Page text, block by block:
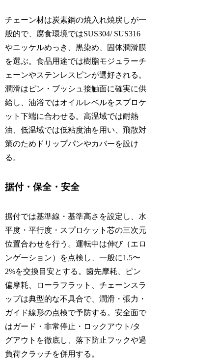
チェーン材は炭素鋼の焼入れ焼戻しが一
般的で、腐食環境ではSUS304/ SUS316
やニッケルめっき、黒染め、固体潤滑膜
を選ぶ。食品用途では樹脂モジュラーチ
ェーンやステンレスピンが選好される。
潤滑はピン・ブッシュ接触面に確実に供
給し、油浴ではオイルレベルをスプロケ
ット下端に合わせる。高温域では耐熱
油、低温域では低粘度油を用い、飛散対
策のためドリップパンやカバーを設け
る。
据付・保全・安全
据付では基準線・基準高さを設定し、水
平度・平行度・スプロケット芯の三次元
位置合わせを行う。運転中は伸び（エロ
ンゲーション）を点検し、一般に1.5〜
2%を交換目安とする。歯先摩耗、ピン
偏摩耗、ローラフラット、チェーンスラ
ップは典型的な不具合で、潤滑・張力・
ガイド線形の点検で予防する。安全面で
はガード・非常停止・ロックアウト/タ
グアウトを徹底し、落下防止フックや過
負荷クラッチを併用する。